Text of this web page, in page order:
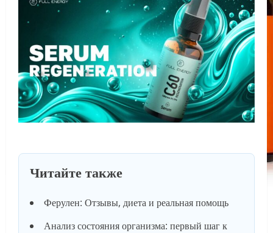
Читайте также
Ферулен: Отзывы, диета и реальная помощь
Анализ состояния организма: первый шаг к